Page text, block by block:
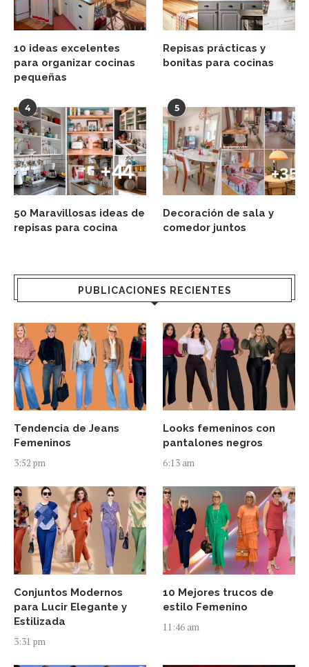
10 ideas excelentes
para organizar cocinas
pequeñas
Repisas prácticas y
bonitas para cocinas
4
50 Maravillosas ideas de
repisas para cocina
5
Decoración de sala y
comedor juntos
PUBLICACIONES RECIENTES
Tendencia de Jeans
Femeninos
3:52 pm
Looks femeninos con
pantalones negros
6:13 am
Conjuntos Modernos
para Lucir Elegante y
Estilizada
3:31 pm
10 Mejores trucos de
estilo Femenino
11:46 am